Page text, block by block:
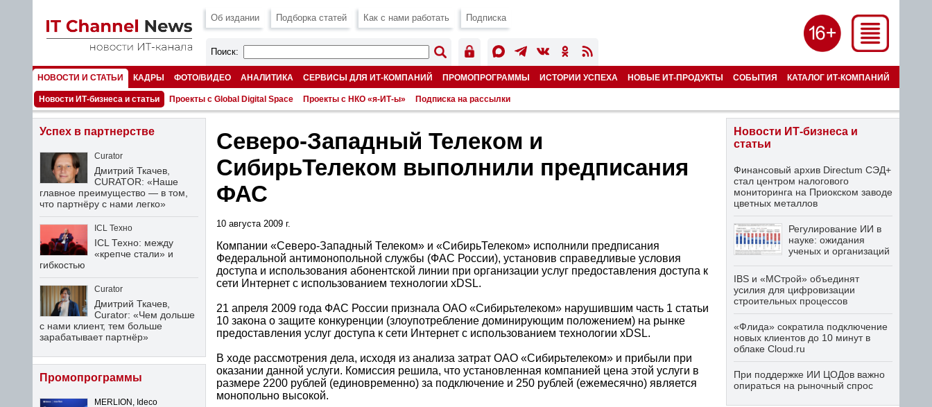
Об издании Подборка статей Как с нами работать Подписка
Поиск:
НОВОСТИ И СТАТЬИ КАДРЫ ФОТО/ВИДЕО АНАЛИТИКА СЕРВИСЫ ДЛЯ ИТ-КОМПАНИЙ ПРОМОПРОГРАММЫ ИСТОРИИ УСПЕХА НОВЫЕ ИТ-ПРОДУКТЫ СОБЫТИЯ КАТАЛОГ ИТ-КОМПАНИЙ
НОМЕРА
Новости ИТ-бизнеса и статьи Проекты с Global Digital Space Проекты с НКО «я-ИТ-ы» Подписка на рассылки
Северо-Западный Телеком и
СибирьТелеком выполнили предписания
ФАС
10 августа 2009 г.
Компании «Северо-Западный Телеком» и «СибирьТелеком» исполнили предписания
Федеральной антимонопольной службы (ФАС России), установив справедливые условия
доступа и использования абонентской линии при организации услуг предоставления доступа к
сети Интернет с использованием технологии xDSL.
21 апреля 2009 года ФАС России признала ОАО «Сибирьтелеком» нарушившим часть 1 статьи
10 закона о защите конкуренции (злоупотребление доминирующим положением) на рынке
предоставления услуг доступа к сети Интернет с использованием технологии xDSL.
В ходе рассмотрения дела, исходя из анализа затрат ОАО «Сибирьтелеком» и прибыли при
оказании данной услуги. Комиссия решила, что установленная компанией цена этой услуги в
размере 2200 рублей (единовременно) за подключение и 250 рублей (ежемесячно) является
монопольно высокой.
Успех в партнерстве
Curator
Дмитрий Ткачев,
CURATOR: «Наше
главное преимущество — в том,
что партнёру с нами легко»
ICL Техно
ICL Техно: между
«крепче стали» и
гибкостью
Curator
Дмитрий Ткачев,
Curator: «Чем дольше
с нами клиент, тем больше
зарабатывает партнёр»
Промопрограммы
MERLION, Ideco
Новости ИТ-бизнеса и
статьи
Финансовый архив Directum СЭД+
стал центром налогового
мониторинга на Приокском заводе
цветных металлов
Регулирование ИИ в
науке: ожидания
ученых и организаций
IBS и «МСтрой» объединят
усилия для цифровизации
строительных процессов
«Флида» сократила подключение
новых клиентов до 10 минут в
облаке Cloud.ru
При поддержке ИИ ЦОДов важно
опираться на рыночный спрос